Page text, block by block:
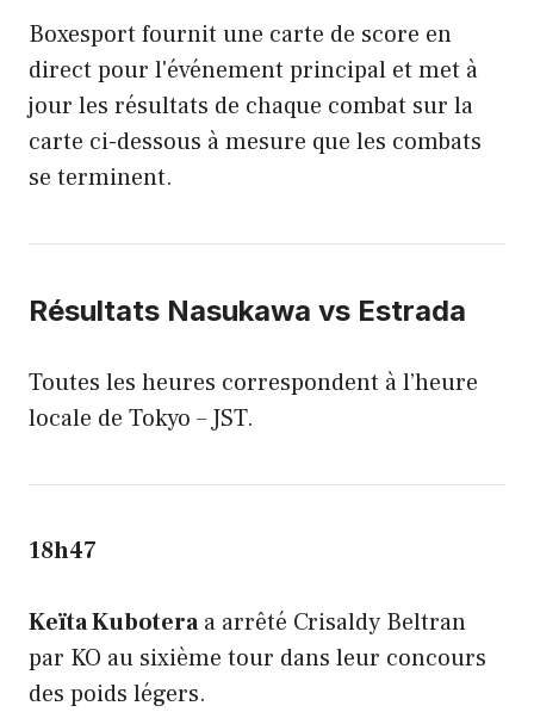
Boxesport fournit une carte de score en
direct pour l'événement principal et met à
jour les résultats de chaque combat sur la
carte ci-dessous à mesure que les combats
se terminent.
Résultats Nasukawa vs Estrada
Toutes les heures correspondent à l’heure
locale de Tokyo – JST.
18h47
Keïta Kuboteraa arrêté Crisaldy Beltran
par KO au sixième tour dans leur concours
des poids légers.